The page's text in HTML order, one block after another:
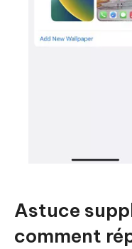
Astuce
comment